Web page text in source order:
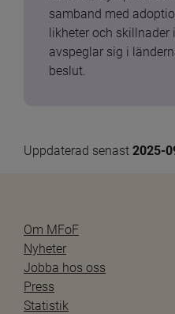
samband med
likheter och skillnader
avspeglar sig i
beslut.
Uppdaterad senast 2025-
Om MFoF
Nyheter
Jobba hos oss
Press
Statistik